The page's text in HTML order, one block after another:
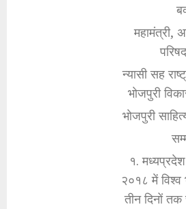
महामंत्री,
न्यासी सह
भोजपुरी
भोजपुरी
१. मध्यप्रदेश
२०१८ में
तीन दिनों तक